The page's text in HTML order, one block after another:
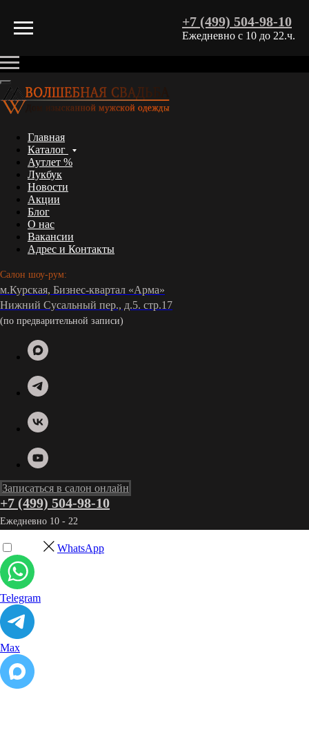
+7 (499) 504-98-10
Ежедневно с 10 до 22.ч.
Главная
Каталог
Аутлет %
Лукбук
Новости
Акции
Блог
О нас
Вакансии
Адрес и Контакты
Салон шоу-рум:
м.Курская, Бизнес-квартал «Арма»
Нижний Сусальный пер., д.5. стр.17
(по предварительной записи)
Записаться в салон онлайн
+7 (499) 504-98-10
Ежедневно 10 - 22
WhatsApp
Telegram
Max